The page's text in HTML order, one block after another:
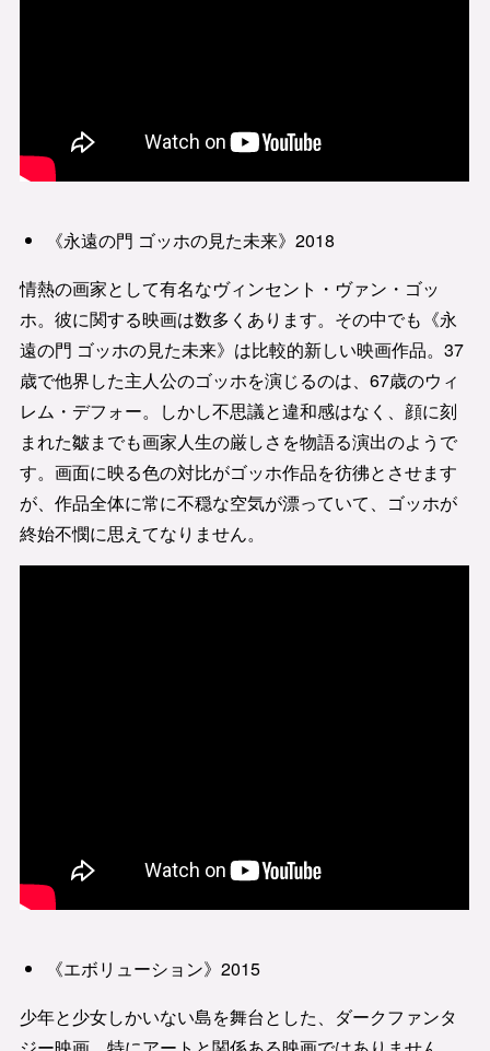
《永遠の門 ゴッホの見た未来》2018
情熱の画家として有名なヴィンセント・ヴァン・ゴッ
ホ。彼に関する映画は数多くあります。その中でも《永
遠の門 ゴッホの見た未来》は比較的新しい映画作品。37
歳で他界した主人公のゴッホを演じるのは、67歳のウィ
レム・デフォー。しかし不思議と違和感はなく、顔に刻
まれた皺までも画家人生の厳しさを物語る演出のようで
す。画面に映る色の対比がゴッホ作品を彷彿とさせます
が、作品全体に常に不穏な空気が漂っていて、ゴッホが
終始不憫に思えてなりません。
《エボリューション》2015
少年と少女しかいない島を舞台とした、ダークファンタ